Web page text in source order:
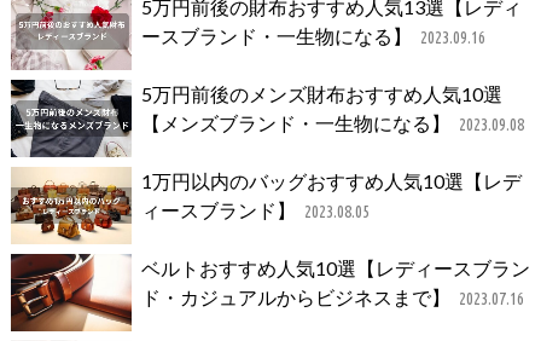
5万円前後の財布おすすめ人気13選【レディ
ースブランド・一生物になる】
2023.09.16
5万円前後のメンズ財布おすすめ人気10選
【メンズブランド・一生物になる】
2023.09.08
1万円以内のバッグおすすめ人気10選【レデ
ィースブランド】
2023.08.05
ベルトおすすめ人気10選【レディースブラン
ド・カジュアルからビジネスまで】
2023.07.16